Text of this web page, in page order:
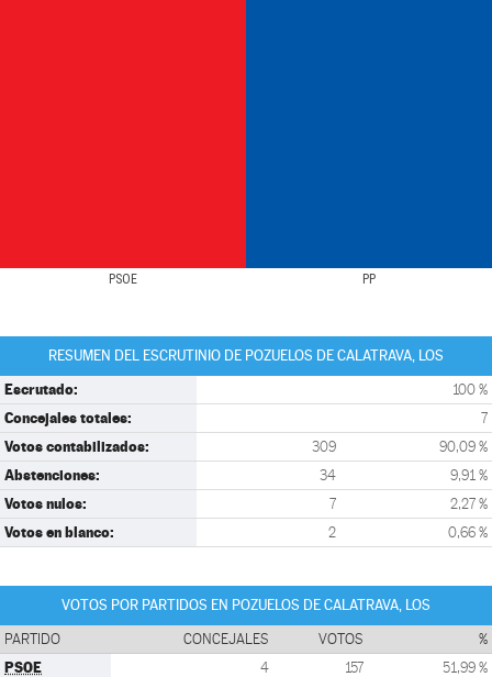
PSOE PP
RESUMEN DEL ESCRUTINIO DE POZUELOS DE CALATRAVA, LOS
Escrutado: 100 %
Concejales totales: 7
Votos contabilizados: 309 90,09 %
Abstenciones: 34 9,91 %
Votos nulos: 7 2,27 %
Votos en blanco: 2 0,66 %
VOTOS POR PARTIDOS EN POZUELOS DE CALATRAVA, LOS
PARTIDO CONCEJALES VOTOS %
PSOE 4 157 51,99 %